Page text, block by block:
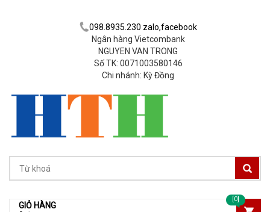
098.8935.230 zalo,facebook
Ngân hàng Vietcombank
NGUYEN VAN TRONG
Số TK: 0071003580146
Chi nhánh: Kỳ Đồng
GIỎ HÀNG
[0]